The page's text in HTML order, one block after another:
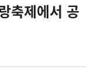
축제에서 공